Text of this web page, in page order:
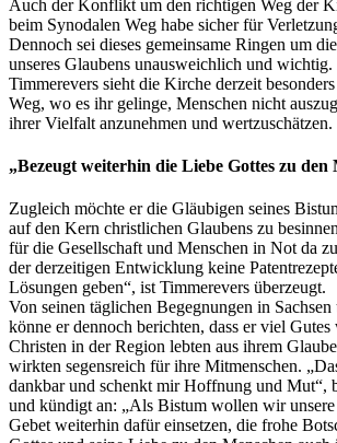
Auch der Konflikt um den richtigen Weg der
beim Synodalen Weg habe sicher für
Dennoch sei dieses gemeinsame Ringen um
unseres Glaubens unausweichlich und
Timmerevers sieht die Kirche derzeit
Weg, wo es ihr gelinge, Menschen nicht
ihrer Vielfalt anzunehmen und wertzuschätzen.
„Bezeugt weiterhin die Liebe Gottes zu den
Zugleich möchte er die Gläubigen seines
auf den Kern christlichen Glaubens zu
für die Gesellschaft und Menschen in Not da
der derzeitigen Entwicklung keine
Lösungen geben“, ist Timmerevers überzeugt.
Von seinen täglichen Begegnungen in
könne er dennoch berichten, dass er viel Gutes
Christen in der Region lebten aus ihrem
wirkten segensreich für ihre Mitmenschen.
dankbar und schenkt mir Hoffnung und Mut“,
und kündigt an: „Als Bistum wollen wir
Gebet weiterhin dafür einsetzen, die frohe